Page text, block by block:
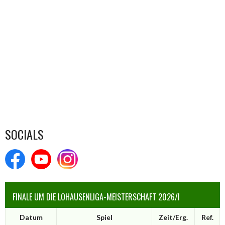
SOCIALS
FINALE UM DIE LOHAUSENLIGA-MEISTERSCHAFT 2026/I
Datum Spiel Zeit/Erg. Ref.